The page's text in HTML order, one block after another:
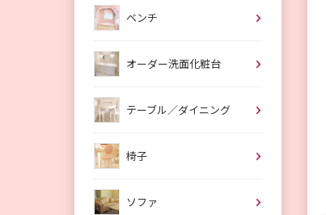
ベンチ
オーダー洗面化粧台
テーブル／ダイニング
椅子
ソファ